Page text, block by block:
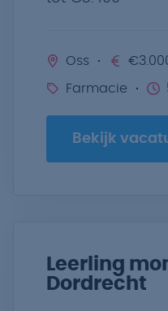
Oss
Farmacie
Bekijk
Leerling
Dordrecht